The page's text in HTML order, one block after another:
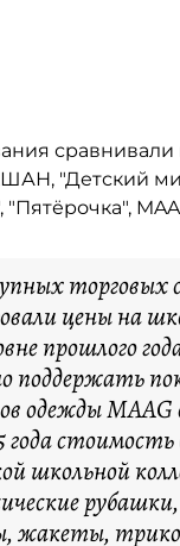
"Детский
"Пятёрочка",
торговых
цены на
прошлого
поддержать
одежды MAAG
года
школьной
жакеты,